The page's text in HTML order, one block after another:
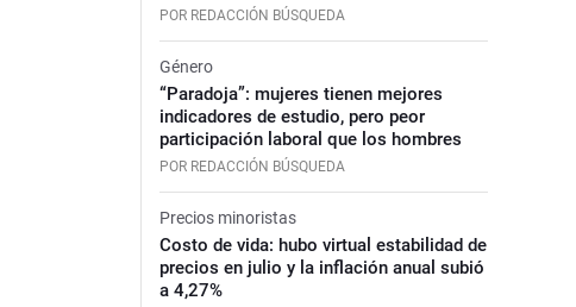
POR REDACCIÓN BÚSQUEDA
Género
“Paradoja”: mujeres tienen mejores
indicadores de estudio, pero peor
participación laboral que los hombres
POR REDACCIÓN BÚSQUEDA
Precios minoristas
Costo de vida: hubo virtual estabilidad de
precios en julio y la inflación anual subió
a 4,27%